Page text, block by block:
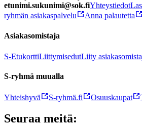
etunimi.sukunimi@sok.fiYhteystiedot
ryhmän asiakaspalvelu
Anna palautetta
Asiakasomistaja
S-EtukorttiLiittymisedutLiity
S-ryhmä muualla
Yhteishyvä S-ryhmä.fi Osuuskaupat
Seuraa meitä: